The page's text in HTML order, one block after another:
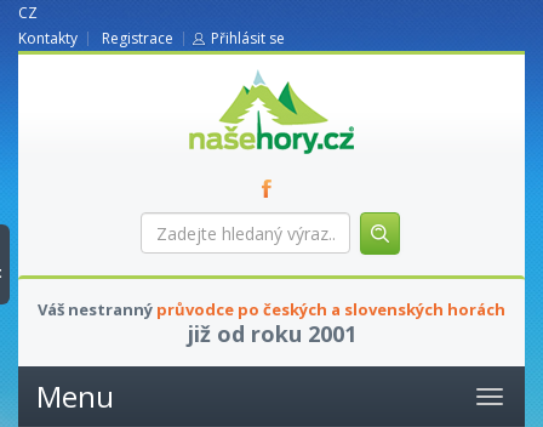
CZ
Kontakty
Registrace Přihlásit se
nasehory.cz
Zadejte
hledaný
Váš nestranný průvodce po českých a slovenských horách
již od roku 2001
Menu